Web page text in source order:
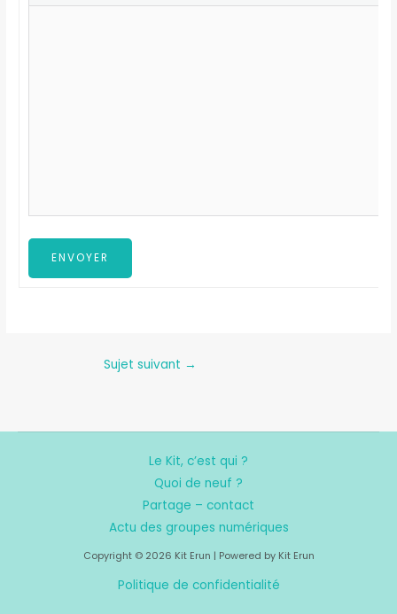
ENVOYER
Sujet suivant →
Le Kit, c’est qui ?
Quoi de neuf ?
Partage – contact
Actu des groupes numériques
Copyright © 2026 Kit Erun | Powered by Kit Erun
Politique de confidentialité